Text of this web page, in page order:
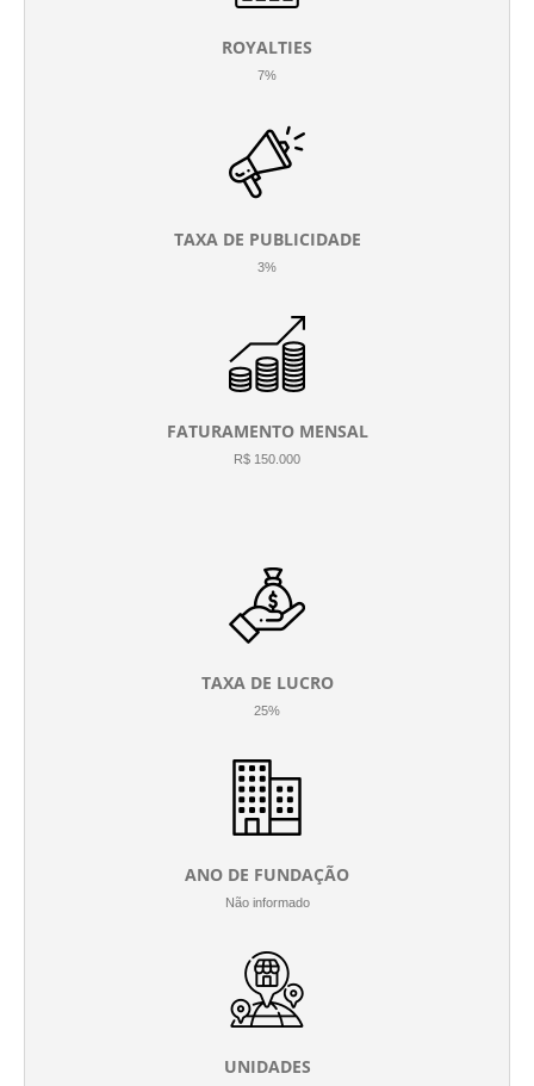
ROYALTIES
7%
TAXA DE PUBLICIDADE
3%
FATURAMENTO MENSAL
R$ 150.000
TAXA DE LUCRO
25%
ANO DE FUNDAÇÃO
Não informado
UNIDADES